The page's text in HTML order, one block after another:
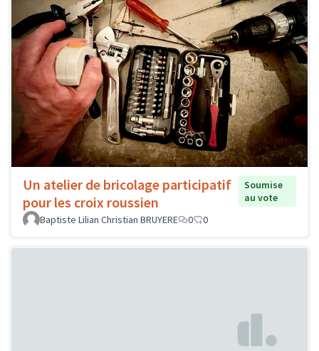
Un atelier de bricolage participatif
pour les croix roussien
Soumise
au vote
Baptiste Lilian Christian BRUYERE
0 0